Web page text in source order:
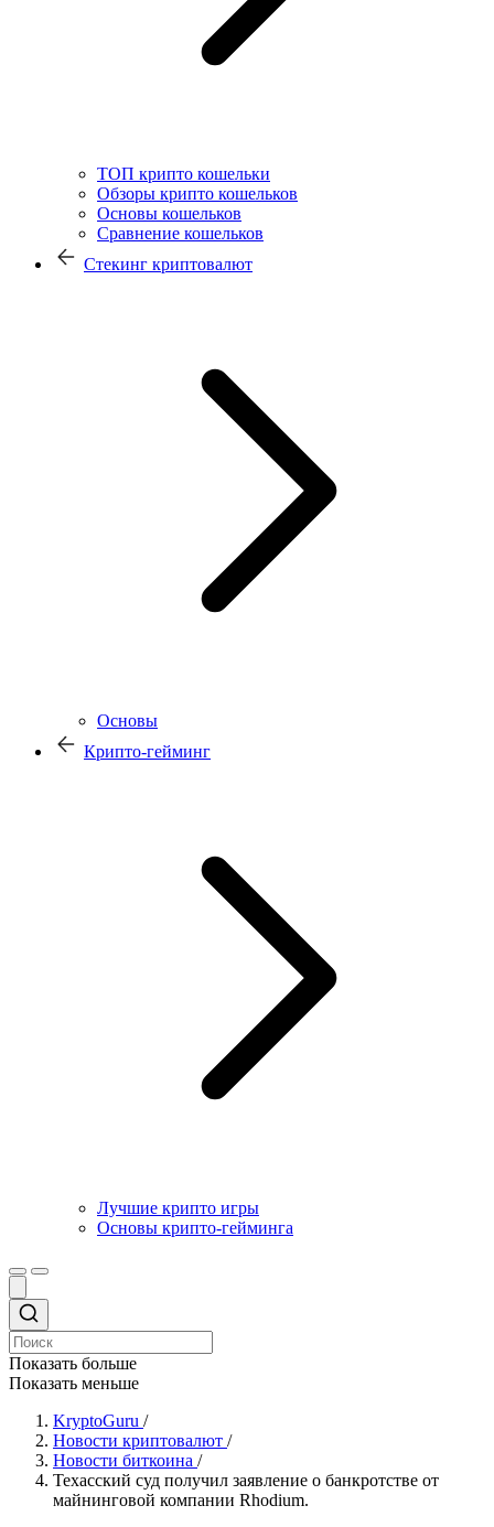
ТОП крипто кошельки
Обзоры крипто кошельков
Основы кошельков
Сравнение кошельков
Стекинг криптовалют
Основы
Крипто-гейминг
Лучшие крипто игры
Основы крипто-гейминга
Показать больше
Показать меньше
KryptoGuru /
Новости криптовалют /
Новости биткоина /
Техасский суд получил заявление о банкротстве от
майнинговой компании Rhodium.